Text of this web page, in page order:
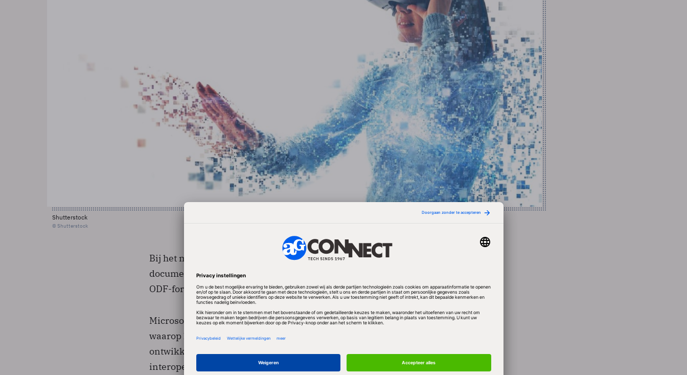
Shutterstock
© Shutterstock
Bij het maken van dergelijke keuzes is ook van belang of een ingelezen
document in een van Microsofts eigen bestandsformaten fatsoenlijk in het
ODF-formaat is te bewaren en vice versa.
Microsoft zegt vooral belang te hechten aan transparantie over de manier
waarop het bedrijf met ODF omgaat. "We verwachten dat deze informatie
ontwikkelaars in staat stelt oplossingen te bouwen die in de
interoperabiliteitsbehoeften van gebruikers voorzien", zegt Microsofts